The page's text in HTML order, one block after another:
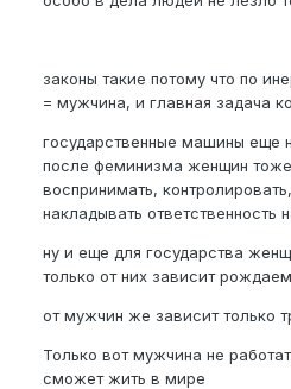
законы такие потому что по
= мужчина, и главная задача
государственные машины еще
после феминизма женщин
воспринимать,
накладывать ответственность
ну и еще для государства
только от них зависит
от мужчин же зависит только
Только вот мужчина не
сможет жить в мире